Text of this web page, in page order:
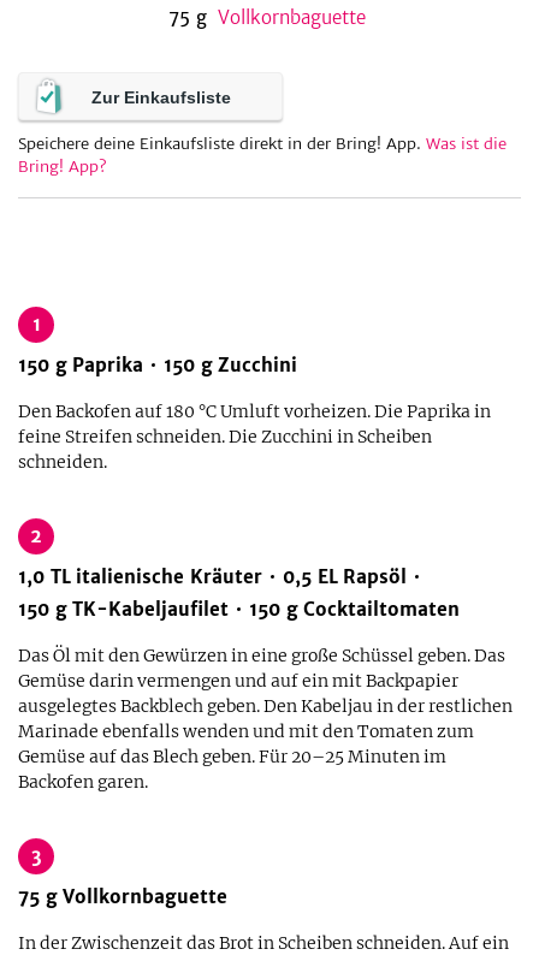
75 g Vollkornbaguette
Zur Einkaufsliste
Speichere deine Einkaufsliste direkt in der Bring! App. Was ist die
Bring! App?
1
150 g Paprika 150 g Zucchini
Den Backofen auf 180 °C Umluft vorheizen. Die Paprika in
feine Streifen schneiden. Die Zucchini in Scheiben
schneiden.
2
1,0 TL italienische Kräuter 0,5 EL Rapsöl
150 g TK-Kabeljaufilet 150 g Cocktailtomaten
Das Öl mit den Gewürzen in eine große Schüssel geben. Das
Gemüse darin vermengen und auf ein mit Backpapier
ausgelegtes Backblech geben. Den Kabeljau in der restlichen
Marinade ebenfalls wenden und mit den Tomaten zum
Gemüse auf das Blech geben. Für 20–25 Minuten im
Backofen garen.
3
75 g Vollkornbaguette
In der Zwischenzeit das Brot in Scheiben schneiden. Auf ein